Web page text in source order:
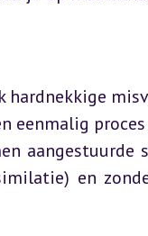
eenmalig
en